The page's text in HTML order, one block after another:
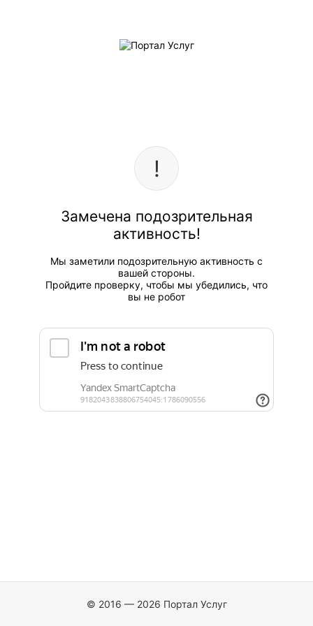
Замечена подозрительная
активность!
Мы заметили подозрительную активность с
вашей стороны.
Пройдите проверку, чтобы мы убедились, что
вы не робот
© 2016 — 2026 Портал Услуг